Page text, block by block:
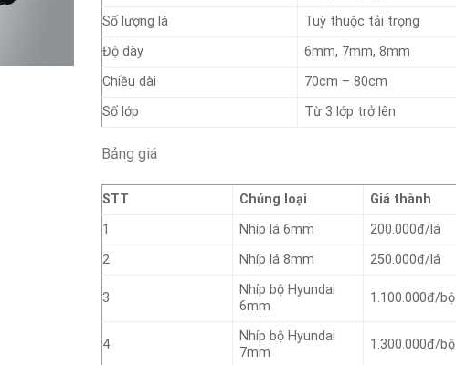
Số lượng lá
Tuỳ thuộc tải trọng
Độ dày
6mm, 7mm, 8mm
Chiều dài
70cm – 80cm
Số lớp
Từ 3 lớp trở lên
Bảng giá
STT Chủng loại
Giá thành
1
Nhíp lá 6mm
200.000đ/lá
2
Nhíp lá 8mm 250.000đ/lá
3
Nhíp bộ Hyundai
6mm
1.100.000đ/bộ
4
Nhíp bộ Hyundai
7mm
1.300.000đ/bộ